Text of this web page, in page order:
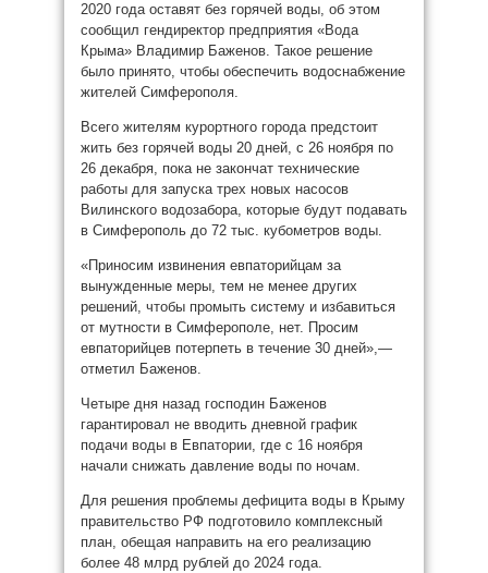
2020 года оставят без горячей воды, об этом
сообщил гендиректор предприятия «Вода
Крыма» Владимир Баженов. Такое решение
было принято, чтобы обеспечить водоснабжение
жителей Симферополя.
Всего жителям курортного города предстоит
жить без горячей воды 20 дней, с 26 ноября по
26 декабря, пока не закончат технические
работы для запуска трех новых насосов
Вилинского водозабора, которые будут подавать
в Симферополь до 72 тыс. кубометров воды.
«Приносим извинения евпаторийцам за
вынужденные меры, тем не менее других
решений, чтобы промыть систему и избавиться
от мутности в Симферополе, нет. Просим
евпаторийцев потерпеть в течение 30 дней»,—
отметил Баженов.
Четыре дня назад господин Баженов
гарантировал не вводить дневной график
подачи воды в Евпатории, где с 16 ноября
начали снижать давление воды по ночам.
Для решения проблемы дефицита воды в Крыму
правительство РФ подготовило комплексный
план, обещая направить на его реализацию
более 48 млрд рублей до 2024 года.